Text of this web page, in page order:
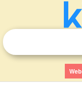
Web